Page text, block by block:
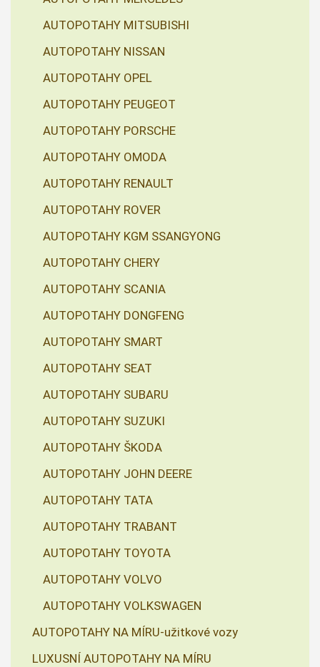
AUTOPOTAHY MITSUBISHI
AUTOPOTAHY NISSAN
AUTOPOTAHY OPEL
AUTOPOTAHY PEUGEOT
AUTOPOTAHY PORSCHE
AUTOPOTAHY OMODA
AUTOPOTAHY RENAULT
AUTOPOTAHY ROVER
AUTOPOTAHY KGM SSANGYONG
AUTOPOTAHY CHERY
AUTOPOTAHY SCANIA
AUTOPOTAHY DONGFENG
AUTOPOTAHY SMART
AUTOPOTAHY SEAT
AUTOPOTAHY SUBARU
AUTOPOTAHY SUZUKI
AUTOPOTAHY ŠKODA
AUTOPOTAHY JOHN DEERE
AUTOPOTAHY TATA
AUTOPOTAHY TRABANT
AUTOPOTAHY TOYOTA
AUTOPOTAHY VOLVO
AUTOPOTAHY VOLKSWAGEN
AUTOPOTAHY NA MÍRU-užitkové vozy
LUXUSNÍ AUTOPOTAHY NA MÍRU